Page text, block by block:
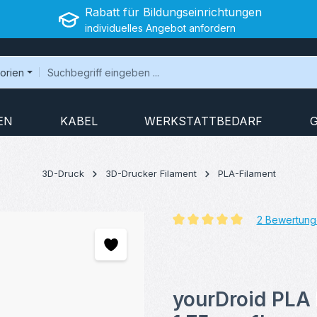
Rabatt für Bildungseinrichtungen
individuelles Angebot anfordern
KABEL WERKSTATTBEDARF
3D-Druck 3D-Drucker Filament PLA-Filament
2
yourDroid